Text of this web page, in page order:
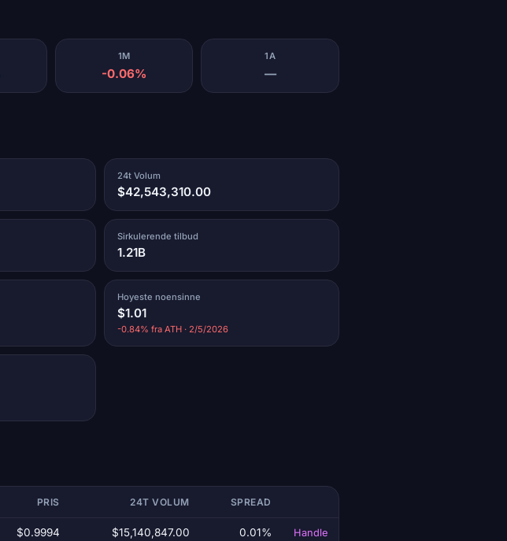
1M
-0.06%
1A
—
24t Volum
$42,543,310.00
Sirkulerende tilbud
1.21B
Hoyeste noensinne
$1.01
-0.84% fra ATH · 2/5/2026
PRIS 24T VOLUM SPREAD
$0.9994 $15,140,847.00 0.01% Handle